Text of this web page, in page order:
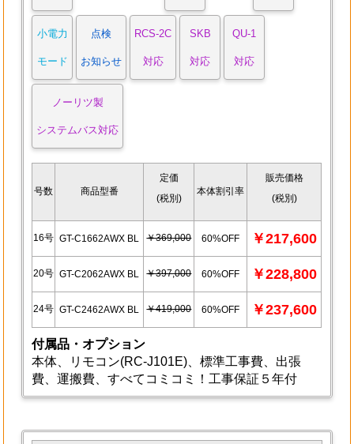
小電力
モード
点検
お知らせ
RCS-2C
対応
SKB
対応
QU-1
対応
ノーリツ製
システムバス対応
号数 商品型番
定価
(税別)
本体割引率
販売価格
(税別)
16号 GT-C1662AWX BL ￥369,000 60%OFF ￥217,600
20号 GT-C2062AWX BL ￥397,000 60%OFF ￥228,800
24号 GT-C2462AWX BL ￥419,000 60%OFF ￥237,600
付属品・オプション
本体、リモコン(RC-J101E)、標準工事費、出張
費、運搬費、すべてコミコミ！工事保証５年付